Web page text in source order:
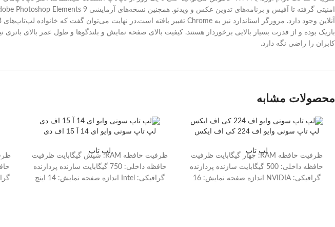
کابران را راضی نگه دارد.
محصولات مشابه
لپ تاپ سونی وایو اف 224 کی اف ایکس
لپ تاپ
ظرفیت حافظه RAM: چهار گیگابایت ظرفیت
حافظه داخلی: 500 گیگابایت سازنده پردازنده
گرافیکی: NVIDIA اندازه صفحه نمایش: 16
لپ تاپ سونی وایو ای 14 آ 15 اف دی
لپ تاپ
ظرفیت حافظه RAM: شیش گیگابایت ظرفیت
حافظه داخلی: 750 گیگابایت سازنده پردازنده
گرافیکی: Intel اندازه صفحه نمایش: 14 اینچ